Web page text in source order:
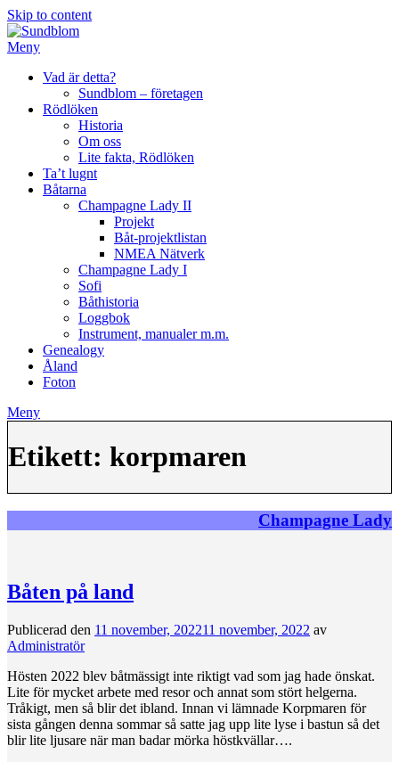
Skip to content
Meny
Vad är detta?
Sundblom – företagen
Rödlöken
Historia
Om oss
Lite fakta, Rödlöken
Ta’t lugnt
Båtarna
Champagne Lady II
Projekt
Båt-projektlistan
NMEA Nätverk
Champagne Lady I
Sofi
Båthistoria
Loggbok
Instrument, manualer m.m.
Genealogy
Åland
Foton
Meny
Etikett: korpmaren
Champagne Lady
Båten på land
Publicerad den 11 november, 202211 november, 2022 av
Administratör
Hösten 2022 blev båtmässigt inte riktigt vad som jag hade önskat.
Lite för mycket arbete med resor och annat som stört helgerna.
Tråkigt, men så blir det ibland. Innan vi lämnade Korpmaren för
sista gången denna sommar så satte jag upp lite lyse i bastun så det
blir lite ljusare när man badar mörka höstkvällar….